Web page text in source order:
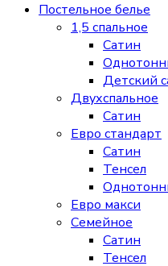
Постельное белье
1,5 спальное
Сатин
Детский
Двухспальное
Сатин
Евро стандарт
Сатин
Тенсел
Евро макси
Семейное
Сатин
Тенсел